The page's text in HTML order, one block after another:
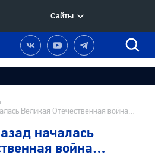
Сайты
Наша
группа
Вконтакте
Наш
канал
YouTube
Наш
канал
Telegram
Великая Отечественная война…
началась
война…